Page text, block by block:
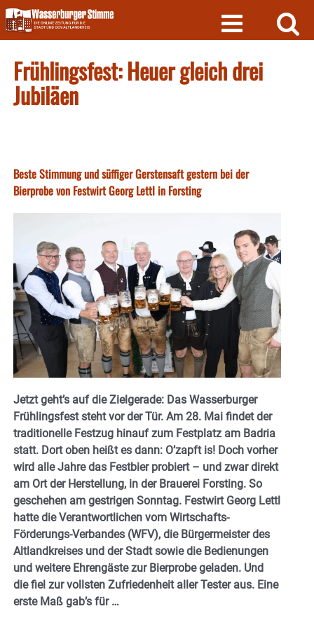
Skip
to
content
Frühlingsfest: Heuer gleich drei
Jubiläen
Beste Stimmung und süffiger Gerstensaft gestern bei der
Bierprobe von Festwirt Georg Lettl in Forsting
Jetzt geht’s auf die Zielgerade: Das Wasserburger
Frühlingsfest steht vor der Tür. Am 28. Mai findet der
traditionelle Festzug hinauf zum Festplatz am Badria
statt. Dort oben heißt es dann: O’zapft is! Doch vorher
wird alle Jahre das Festbier probiert – und zwar direkt
am Ort der Herstellung, in der Brauerei Forsting. So
geschehen am gestrigen Sonntag. Festwirt Georg Lettl
hatte die Verantwortlichen vom Wirtschafts-
Förderungs-Verbandes (WFV), die Bürgermeister des
Altlandkreises und der Stadt sowie die Bedienungen
und weitere Ehrengäste zur Bierprobe geladen. Und
die fiel zur vollsten Zufriedenheit aller Tester aus. Eine
erste Maß gab’s für …